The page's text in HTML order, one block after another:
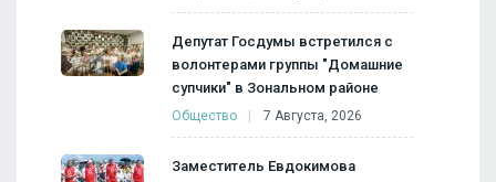
Депутат Госдумы встретился с
волонтерами группы "Домашние
супчики" в Зональном районе
Общество 7 Августа, 2026
Заместитель Евдокимова